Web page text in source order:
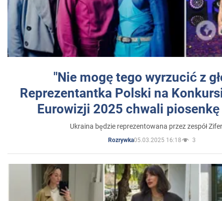
"Nie mogę tego wyrzucić z
Reprezentantka Polski na
Eurowizji 2025 chwali
Ukraina będzie reprezentowana przez zespół
Rozrywka05.03.2025 16:18 3